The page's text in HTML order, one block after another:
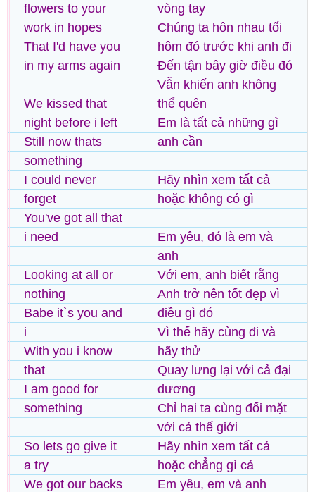
flowers to your
work in hopes
That I'd have you
in my arms again
We kissed that
night before i left
Still now thats
something
I could never
forget
You've got all that
i need
Looking at all or
nothing
Babe it`s you and
i
With you i know
that
I am good for
something
So lets go give it
a try
We got our backs
vòng tay
Chúng ta hôn nhau tối
hôm đó trước khi anh đi
Đến tận bây giờ điều đó
Vẫn khiến anh không
thể quên
Em là tất cả những gì
anh cần
Hãy nhìn xem tất cả
hoặc không có gì
Em yêu, đó là em và
anh
Với em, anh biết rằng
Anh trở nên tốt đẹp vì
điều gì đó
Vì thế hãy cùng đi và
hãy thử
Quay lưng lại với cả đại
dương
Chỉ hai ta cùng đối mặt
với cả thế giới
Hãy nhìn xem tất cả
hoặc chẳng gì cả
Em yêu, em và anh